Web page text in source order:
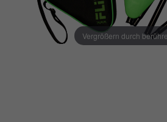
Vergrößern durch